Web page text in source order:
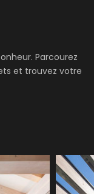
Parcourez
et trouvez votre